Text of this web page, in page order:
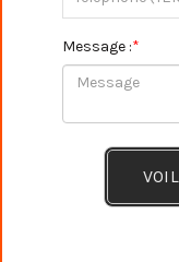
Message :*